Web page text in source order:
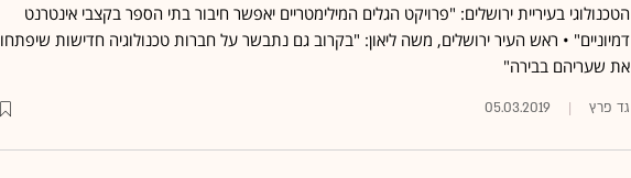
הטכנולוגי בעיריית ירושלים: "פרויקט הגלים המילימטריים יאפשר חיבור בתי הספר בקצבי אינטרנט
דמיוניים" • ראש העיר ירושלים, משה ליאון: "בקרוב גם נתבשר על חברות טכנולוגיה חדישות שיפתחו
את שעריהם בבירה"
גד פרץ 05.03.2019